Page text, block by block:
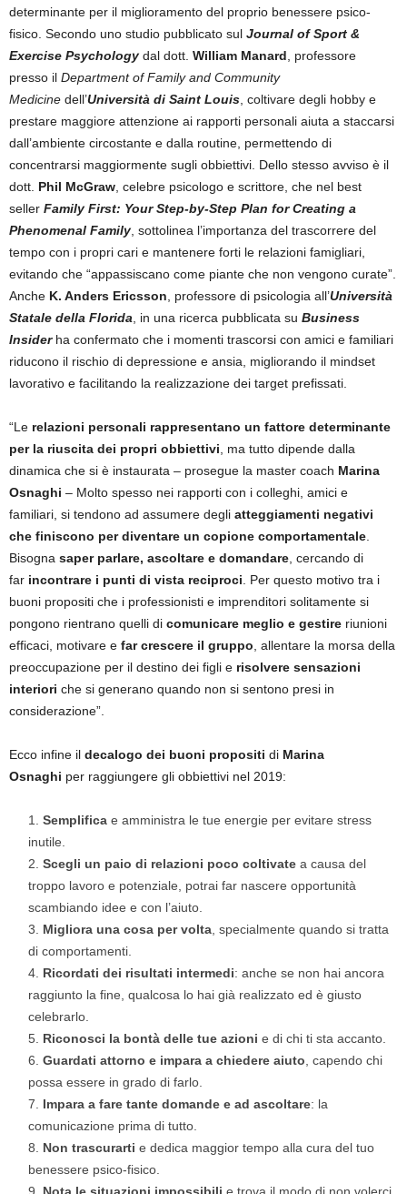
determinante per il miglioramento del proprio benessere psico-
fisico. Secondo uno studio pubblicato sul Journal of Sport &
Exercise Psychology dal dott. William Manard , professore
presso il Department of Family and Community
Medicine dell’Università di Saint Louis , coltivare degli hobby e
prestare maggiore attenzione ai rapporti personali aiuta a staccarsi
dall’ambiente circostante e dalla routine, permettendo di
concentrarsi maggiormente sugli obbiettivi. Dello stesso avviso è il
dott. Phil McGraw , celebre psicologo e scrittore, che nel best
seller Family First: Your Step-by-Step Plan for Creating a
Phenomenal Family , sottolinea l’importanza del trascorrere del
tempo con i propri cari e mantenere forti le relazioni famigliari,
evitando che “appassiscano come piante che non vengono curate”.
Anche K. Anders Ericsson , professore di psicologia all’Università
Statale della Florida , in una ricerca pubblicata su Business
Insiderha confermato che i momenti trascorsi con amici e familiari
riducono il rischio di depressione e ansia, migliorando il mindset
lavorativo e facilitando la realizzazione dei target prefissati.
“Le relazioni personali rappresentano un fattore determinante
per la riuscita dei propri obbiettivi , ma tutto dipende dalla
dinamica che si è instaurata – prosegue la master coach Marina
Osnaghi – Molto spesso nei rapporti con i colleghi, amici e
familiari, si tendono ad assumere degli atteggiamenti negativi
che finiscono per diventare un copione comportamentale
Bisogna saper parlare, ascoltare e domandare , cercando di
far incontrare i punti di vista reciproci . Per questo motivo tra i
buoni propositi che i professionisti e imprenditori solitamente si
pongono rientrano quelli di comunicare meglio e gestire riunioni
efficaci, motivare e far crescere il gruppo , allentare la morsa della
preoccupazione per il destino dei figli e risolvere sensazioni
interiori che si generano quando non si sentono presi in
considerazione”.
Ecco infine il decalogo dei buoni propositi di Marina
Osnaghi per raggiungere gli obbiettivi nel 2019:
Semplifica e amministra le tue energie per evitare stress
inutile.
Scegli un paio di relazioni poco coltivate a causa del
troppo lavoro e potenziale, potrai far nascere opportunità
scambiando idee e con l’aiuto.
Migliora una cosa per volta , specialmente quando si tratta
di comportamenti.
Ricordati dei risultati intermedi: anche se non hai ancora
raggiunto la fine, qualcosa lo hai già realizzato ed è giusto
celebrarlo.
Riconosci la bontà delle tue azioni e di chi ti sta accanto.
Guardati attorno e impara a chiedere aiuto , capendo chi
possa essere in grado di farlo.
Impara a fare tante domande e ad ascoltare: la
comunicazione prima di tutto.
Non trascurarti e dedica maggior tempo alla cura del tuo
benessere psico-fisico.